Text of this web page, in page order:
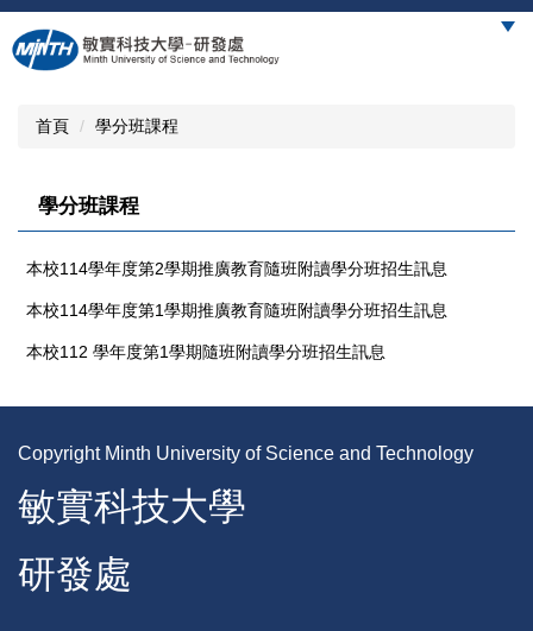
跳
到
主
首頁 學分班課程
學分班課程
本校114學年度第2學期推廣教育隨班附讀學分班招生訊息
本校114學年度第1學期推廣教育隨班附讀學分班招生訊息
本校112 學年度第1學期隨班附讀學分班招生訊息
Copyright Minth University of Science and Technology
敏實科技大學
研發處